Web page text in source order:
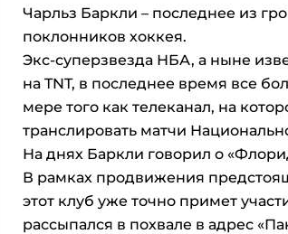
Чарльз Баркли – последнее из
поклонников хоккея.
Экс-суперзвезда НБА, а ныне
на TNT, в последнее время все
мере того как телеканал, на
транслировать матчи
На днях Баркли говорил о
В рамках продвижения
этот клуб уже точно примет
рассыпался в похвале в адрес